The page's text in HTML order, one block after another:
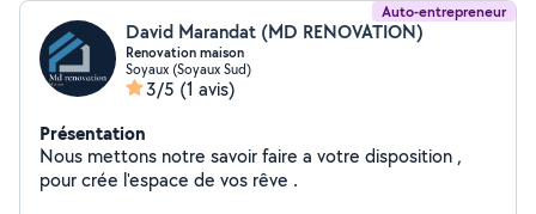
Auto-entrepreneur
David Marandat (MD RENOVATION)
Renovation maison
Soyaux (Soyaux Sud)
3/5 (1 avis)
Présentation
Nous mettons notre savoir faire a votre disposition ,
pour crée l'espace de vos rêve .